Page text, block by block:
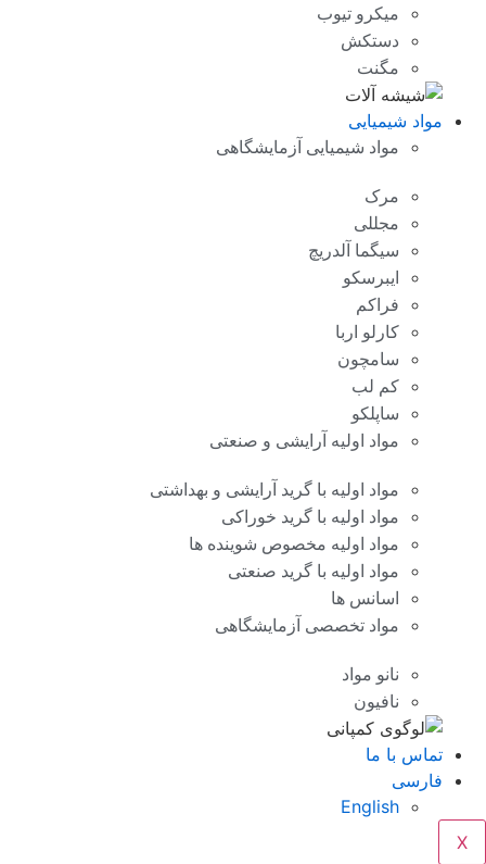
میکرو تیوب
دستکش
مگنت
مواد شیمیایی
مواد شیمیایی آزمایشگاهی
مرک
مجللی
سیگما آلدریچ
ایبرسکو
فراکم
کارلو اربا
سامچون
کم لب
ساپلکو
مواد اولیه آرایشی و صنعتی
مواد اولیه با گرید آرایشی و بهداشتی
مواد اولیه با گرید خوراکی
مواد اولیه مخصوص شوینده ها
مواد اولیه با گرید صنعتی
اسانس ها
مواد تخصصی آزمایشگاهی
نانو مواد
نافیون
تماس با ما
فارسی
English